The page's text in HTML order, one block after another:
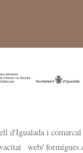
d'Igualada i
web/